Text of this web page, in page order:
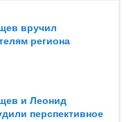
вручил
региона
и Леонид
перспективное